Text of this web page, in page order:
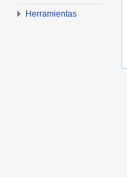
Herramientas